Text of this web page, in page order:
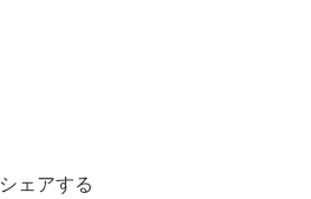
シェアする